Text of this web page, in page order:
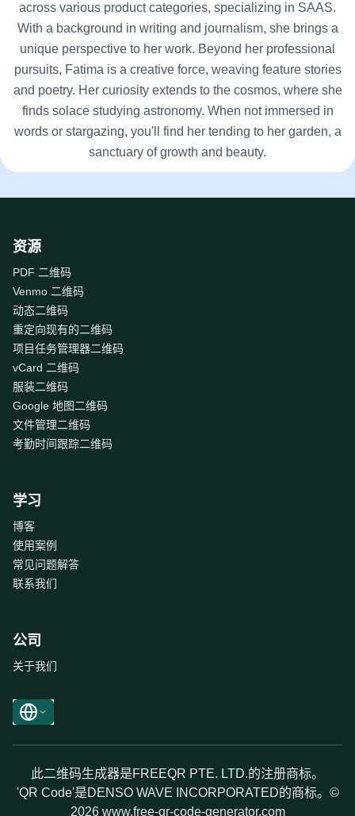
across various product categories, specializing in SAAS.
With a background in writing and journalism, she brings a
unique perspective to her work. Beyond her professional
pursuits, Fatima is a creative force, weaving feature stories
and poetry. Her curiosity extends to the cosmos, where she
finds solace studying astronomy. When not immersed in
words or stargazing, you'll find her tending to her garden, a
sanctuary of growth and beauty.
资源
PDF 二维码
Venmo 二维码
动态二维码
重定向现有的二维码
项目任务管理器二维码
vCard 二维码
服装二维码
Google 地图二维码
文件管理二维码
考勤时间跟踪二维码
学习
博客
使用案例
常见问题解答
联系我们
公司
关于我们
此二维码生成器是FREEQR PTE. LTD.的注册商标。
'QR Code'是DENSO WAVE INCORPORATED的商标。©
2026 www.free-qr-code-generator.com